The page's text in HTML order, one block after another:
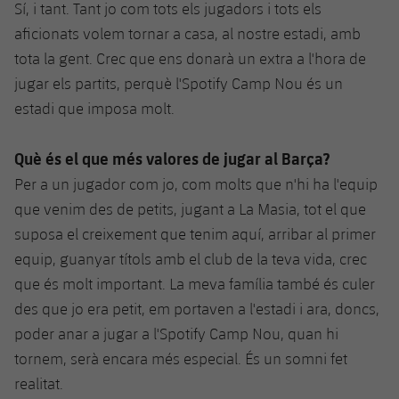
Sí, i tant. Tant jo com tots els jugadors i tots els
aficionats volem tornar a casa, al nostre estadi, amb
tota la gent. Crec que ens donarà un extra a l'hora de
jugar els partits, perquè l'Spotify Camp Nou és un
estadi que imposa molt.
Què és el que més valores de jugar al Barça?
Per a un jugador com jo, com molts que n'hi ha l'equip
que venim des de petits, jugant a La Masia, tot el que
suposa el creixement que tenim aquí, arribar al primer
equip, guanyar títols amb el club de la teva vida, crec
que és molt important. La meva família també és culer
des que jo era petit, em portaven a l'estadi i ara, doncs,
poder anar a jugar a l'Spotify Camp Nou, quan hi
tornem, serà encara més especial. És un somni fet
realitat.